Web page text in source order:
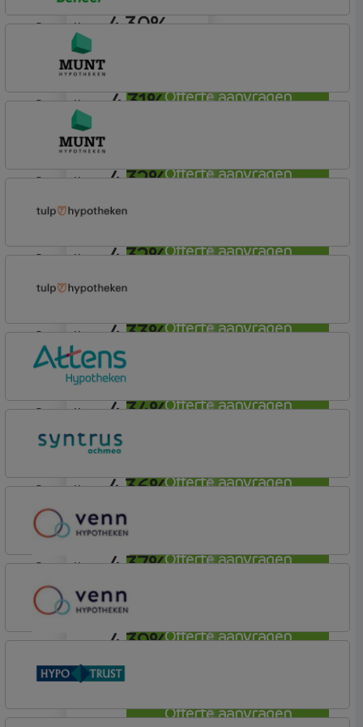
4,30%
Offerte aanvragen
aflosvrij
4,31%
Offerte aanvragen
Centraal Beheer
Leef Hypotheek
aflosvrij
4,32%
Offerte aanvragen
Munt Hypotheken
aflosvrij
4,32%
Offerte aanvragen
aflosvrij
4,33%
Offerte aanvragen
Tulp Compleet Hypotheken
aflosvrij
4,34%
Offerte aanvragen
Tulp Hypotheken
Tulp Compleet Hypotheken
aflosvrij
4,36%
Offerte aanvragen
aflosvrij
4,37%
Offerte aanvragen
Basis
aflosvrij
4,39%
Offerte aanvragen
Venn Hypotheken
Venn Hypotheken